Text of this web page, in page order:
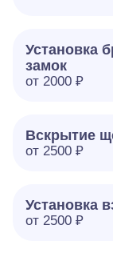
Установка
замок
от 2000 ₽
Вскрытие
от 2500 ₽
Установка
от 2500 ₽